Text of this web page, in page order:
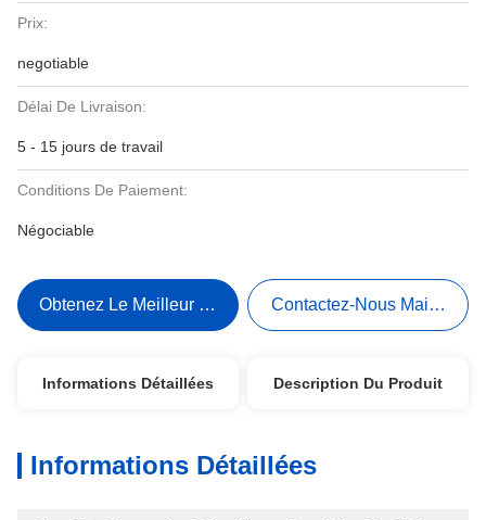
Prix:
negotiable
Délai De Livraison:
5 - 15 jours de travail
Conditions De Paiement:
Négociable
Obtenez Le Meilleur Prix Contactez-Nous Maintenant
Informations Détaillées Description Du Produit
Informations Détaillées